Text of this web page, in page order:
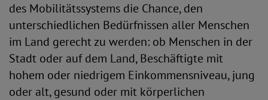
des Mobilitätssystems die Chance, den
unterschiedlichen Bedürfnissen aller Menschen
im Land gerecht zu werden: ob Menschen in der
Stadt oder auf dem Land, Beschäftigte mit
hohem oder niedrigem Einkommensniveau, jung
oder alt, gesund oder mit körperlichen